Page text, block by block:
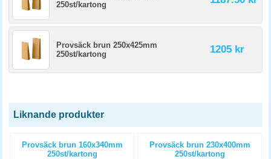
250st/kartong
Provsäck brun 250x425mm
250st/kartong
1205 kr
Liknande produkter
Provsäck brun 160x340mm
250st/kartong
Provsäck brun 230x400mm
250st/kartong